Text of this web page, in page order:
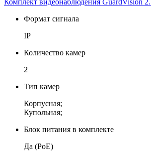
Формат сигнала
IP
Количество камер
2
Тип камер
Корпусная;
Купольная;
Блок питания в комплекте
Да (PoE)